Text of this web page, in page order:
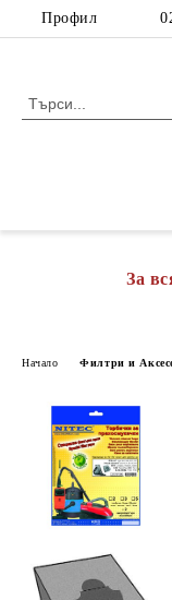
Профил
За
Начало Филтри и